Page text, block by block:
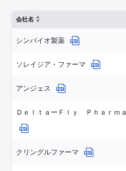
会社名
シンバイオ製薬
ソレイジア・ファーマ
アンジェス
ＤｅｌｔａーＦｌｙ Ｐｈａｒｍａ
クリングルファーマ